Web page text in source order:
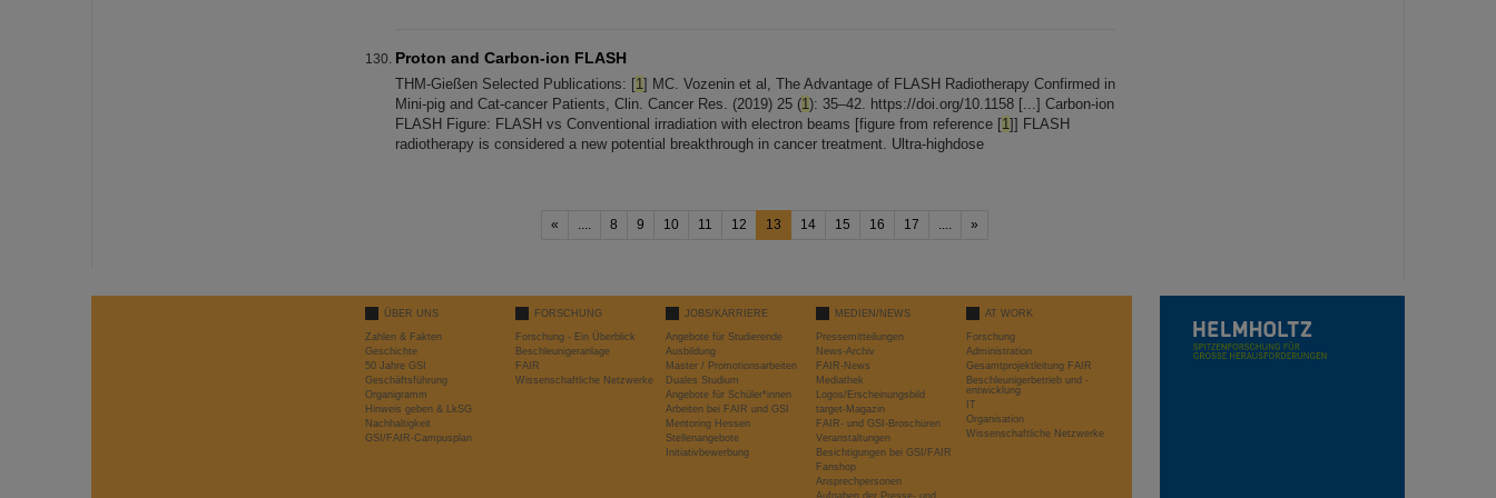
Proton and Carbon-ion FLASH
THM-Gießen Selected Publications: [1] MC. Vozenin et al, The Advantage of FLASH Radiotherapy Confirmed in
Mini-pig and Cat-cancer Patients, Clin. Cancer Res. (2019) 25 (1): 35–42. https://doi.org/10.1158 [...] Carbon-ion
FLASH Figure: FLASH vs Conventional irradiation with electron beams [figure from reference [1]] FLASH
radiotherapy is considered a new potential breakthrough in cancer treatment. Ultra-highdose
« .... 8 9 10 11 12 13 14 15 16 17 .... »
ÜBER UNS
Zahlen & Fakten
Geschichte
50 Jahre GSI
Geschäftsführung
Organigramm
Hinweis geben & LkSG
Nachhaltigkeit
GSI/FAIR-Campusplan
FORSCHUNG
Forschung - Ein Überblick
Beschleunigeranlage
FAIR
Wissenschaftliche Netzwerke
JOBS/KARRIERE
Angebote für Studierende
Ausbildung
Master / Promotionsarbeiten
Duales Studium
Angebote für Schüler*innen
Arbeiten bei FAIR und GSI
Mentoring Hessen
Stellenangebote
Initiativbewerbung
MEDIEN/NEWS
Pressemitteilungen
News-Archiv
FAIR-News
Mediathek
Logos/Erscheinungsbild
target-Magazin
FAIR- und GSI-Broschüren
Veranstaltungen
Besichtigungen bei GSI/FAIR
Fanshop
Ansprechpersonen
Aufgaben der Presse- und
AT WORK
Forschung
Administration
Gesamtprojektleitung FAIR
Beschleunigerbetrieb und -
entwicklung
IT
Organisation
Wissenschaftliche Netzwerke